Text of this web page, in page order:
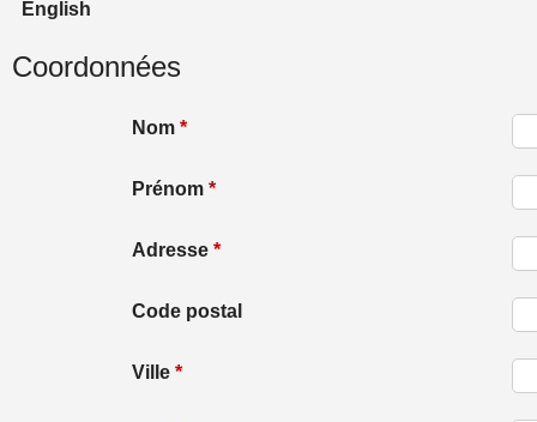
English
Coordonnées
Nom *
Prénom *
Adresse *
Code postal
Ville *